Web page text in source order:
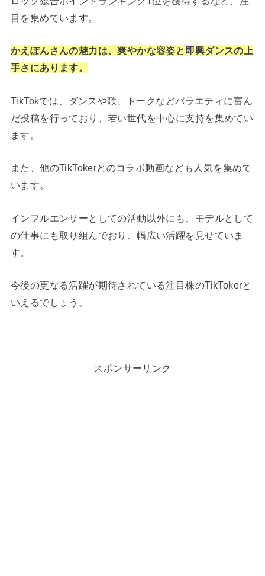
目を集めています。
かえぽんさんの魅力は、爽やかな容姿と即興ダンスの上
手さにあります。
TikTokでは、ダンスや歌、トークなどバラエティに富ん
だ投稿を行っており、若い世代を中心に支持を集めてい
ます。
また、他のTikTokerとのコラボ動画なども人気を集めて
います。
インフルエンサーとしての活動以外にも、モデルとして
の仕事にも取り組んでおり、幅広い活躍を見せていま
す。
今後の更なる活躍が期待されている注目株のTikTokerと
いえるでしょう。
スポンサーリンク